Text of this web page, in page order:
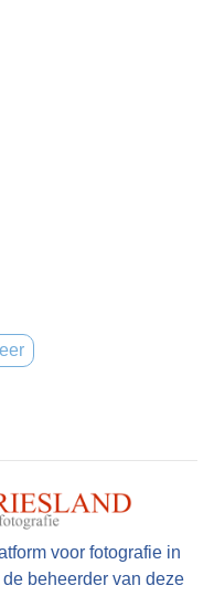
voor fotografie in
beheerder van deze